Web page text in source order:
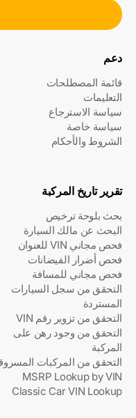
دعم
قائمة المصطلحات
التعليمات
سياسة الاسترجاع
سياسة خاصة
الشروط والأحكام
تقرير تاريخ المركبة
بحث بلوحة ترخيص
البحث عن مالك السيارة
فحص مجاني VIN للعنوان
فحص أضرار الفيضانات
فحص مجاني للمسافة
التحقق من سجل السيارات
المستردة
التحقق من تزوير رقم VIN
التحقق من وجود رهن على
المركبة
التحقق من المركبات
MSRP Lookup by VIN
Classic Car VIN Lookup